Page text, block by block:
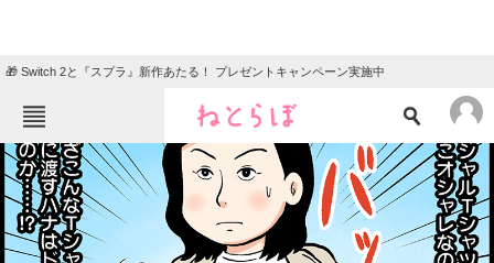
🎁 Switch 2と『スプラ』新作あたる！ プレゼントキャンペーン実施中
ねとらぼメニュー
TOP ニュース
エンタメ クイズ